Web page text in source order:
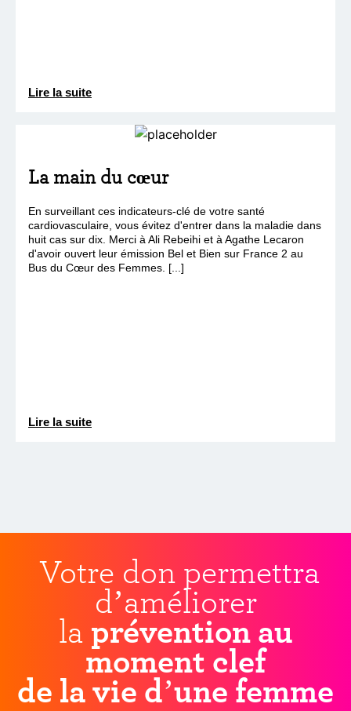
Lire la suite
La main du cœur
En surveillant ces indicateurs-clé de votre santé
cardiovasculaire, vous évitez d'entrer dans la maladie dans
huit cas sur dix. Merci à Ali Rebeihi et à Agathe Lecaron
d'avoir ouvert leur émission Bel et Bien sur France 2 au
Bus du Cœur des Femmes. [...]
Lire la suite
Votre don permettra
d’améliorer
la prévention au
moment clef
de la vie d’une femme